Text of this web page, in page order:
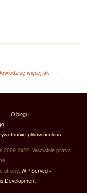
się więcej jak
O blogu
i plików cookies
2009-2022. Wszystkie prawa
strony: WP Served -
Development